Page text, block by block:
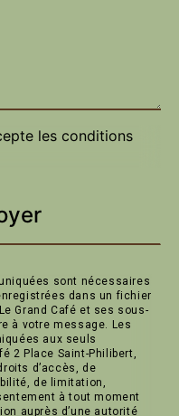
les conditions
sont nécessaires
dans un fichier
Grand Café et ses sous-
à votre message. Les
aux seuls
2 Place Saint-Philibert,
d’accès, de
de limitation,
à tout moment
auprès d’une autorité